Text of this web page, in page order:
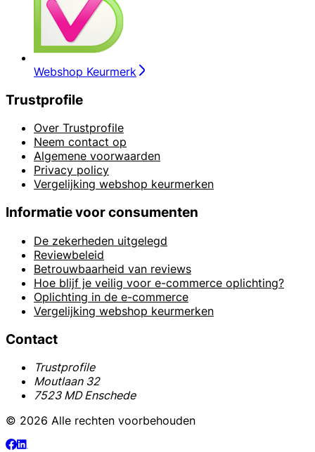
Webshop Keurmerk
Trustprofile
Over Trustprofile
Neem contact op
Algemene voorwaarden
Privacy policy
Vergelijking webshop keurmerken
Informatie voor consumenten
De zekerheden uitgelegd
Reviewbeleid
Betrouwbaarheid van reviews
Hoe blijf je veilig voor e-commerce oplichting?
Oplichting in de e-commerce
Vergelijking webshop keurmerken
Contact
Trustprofile
Moutlaan 32
7523 MD Enschede
© 2026 Alle rechten voorbehouden